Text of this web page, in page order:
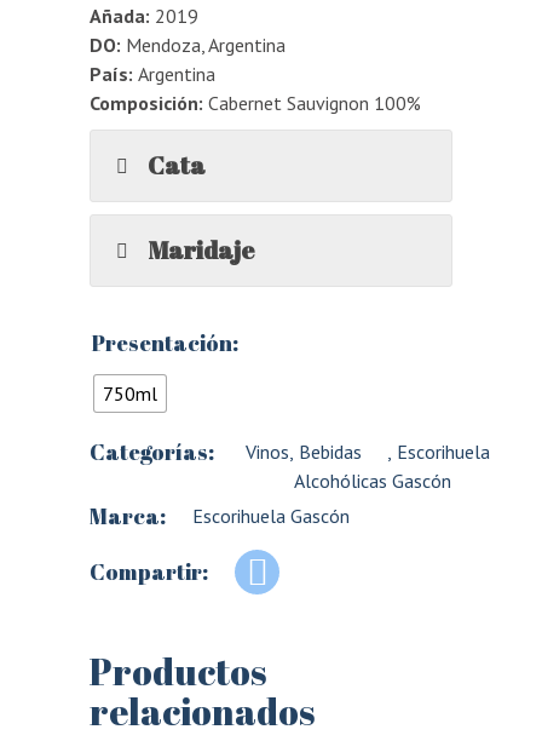
Añada: 2019
DO: Mendoza, Argentina
País: Argentina
Composición: Cabernet Sauvignon 100%
Cata
Maridaje
Presentación:
750ml
Categorías: Vinos, Bebidas
Alcohólicas
, Escorihuela
Gascón
Marca: Escorihuela Gascón
Compartir:
Productos
relacionados